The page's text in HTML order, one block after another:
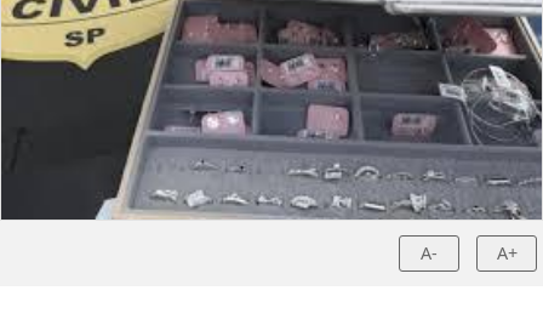
A- A+